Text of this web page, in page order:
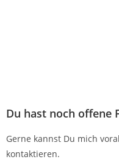
Du hast noch offene
Gerne kannst Du mich
kontaktieren.